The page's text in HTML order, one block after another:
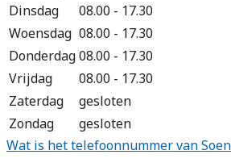
Dinsdag
08.00 - 17.30
Woensdag 08.00 - 17.30
Donderdag08.00 - 17.30
Vrijdag
08.00 - 17.30
Zaterdag
gesloten
Zondag
gesloten
Wat is het telefoonnummer van